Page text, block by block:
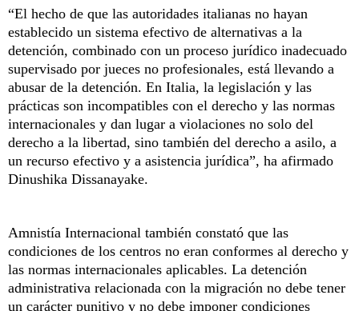
“El hecho de que las autoridades italianas no hayan
establecido un sistema efectivo de alternativas a la
detención, combinado con un proceso jurídico inadecuado
supervisado por jueces no profesionales, está llevando a
abusar de la detención. En Italia, la legislación y las
prácticas son incompatibles con el derecho y las normas
internacionales y dan lugar a violaciones no solo del
derecho a la libertad, sino también del derecho a asilo, a
un recurso efectivo y a asistencia jurídica”, ha afirmado
Dinushika Dissanayake.
Amnistía Internacional también constató que las
condiciones de los centros no eran conformes al derecho y
las normas internacionales aplicables. La detención
administrativa relacionada con la migración no debe tener
un carácter punitivo y no debe imponer condiciones